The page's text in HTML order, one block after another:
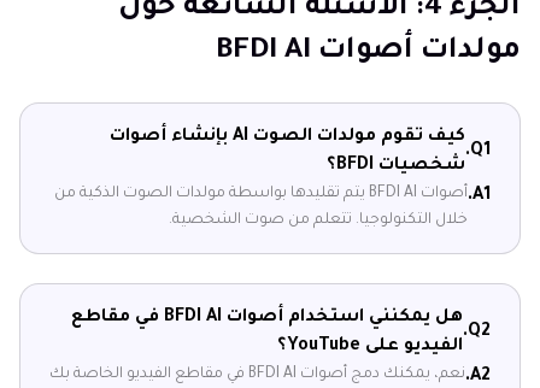
الجزء 4: الأسئلة الشائعة حول
مولدات أصوات BFDI AI
Q1.
كيف تقوم مولدات الصوت AI بإنشاء أصوات
شخصيات BFDI؟
A1.
أصوات BFDI AI يتم تقليدها بواسطة مولدات الصوت الذكية من
خلال التكنولوجيا. تتعلم من صوت الشخصية.
Q2.
هل يمكنني استخدام أصوات BFDI AI في مقاطع
الفيديو على YouTube؟
A2.
نعم، يمكنك دمج أصوات BFDI AI في مقاطع الفيديو الخاصة بك